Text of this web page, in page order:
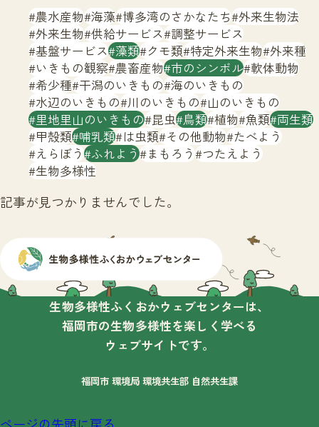
文字サイズ 小 中 大
生物多様性ふくおかウェブセンターとは
サイトマップ
農水産物 海藻 博多湾のさかなたち 外来生物法
外来生物 供給サービス 調整サービス
基盤サービス 藻類 クモ類 特定外来生物 外来種
いきもの観察 農畜産物 市のシンボル 軟体動物
希少種 干潟のいきもの 海のいきもの
水辺のいきもの 川のいきもの 山のいきもの
里地里山のいきもの 昆虫 鳥類 植物 魚類 両生類
甲殻類 哺乳類 は虫類 その他動物 たべよう
えらぼう ふれよう まもろう つたえよう
生物多様性
記事が見つかりませんでした。
生物多様性ふくおかウェブセンターは、
福岡市の生物多様性を楽しく学べる
ウェブサイトです。
福岡市 環境局 環境共生部 自然共生課